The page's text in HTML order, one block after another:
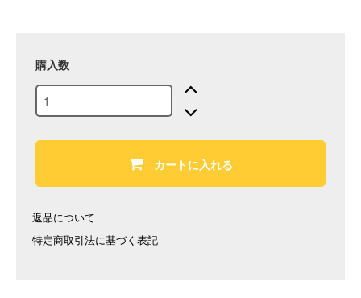
購入数
カートに入れる
返品について
特定商取引法に基づく表記